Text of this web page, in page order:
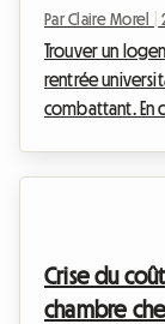
la solution
Par Claire Morel
Trouver un
rentrée
combattant. En
émergent pour
Crise du
chambre